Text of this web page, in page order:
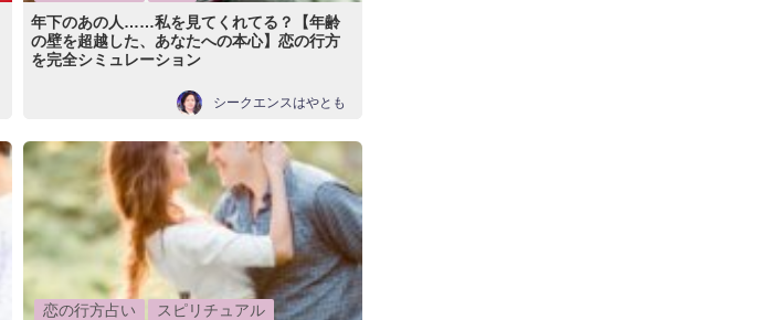
年下のあの人……私を見てくれてる？【年齢
の壁を超越した、あなたへの本心】恋の行方
を完全シミュレーション
シークエンスはやとも
恋の行方占い
スピリチュアル